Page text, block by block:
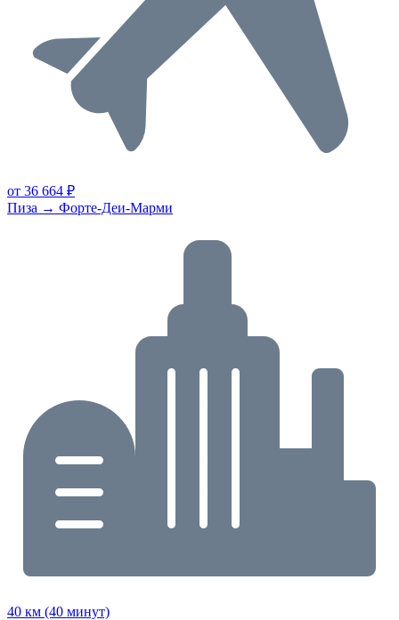
от 36 664 ₽
Пиза → Форте-Деи-Марми
40 км (40 минут)